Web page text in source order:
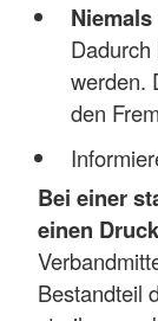
werden.
den
Bei einer
einen
Bestandteil